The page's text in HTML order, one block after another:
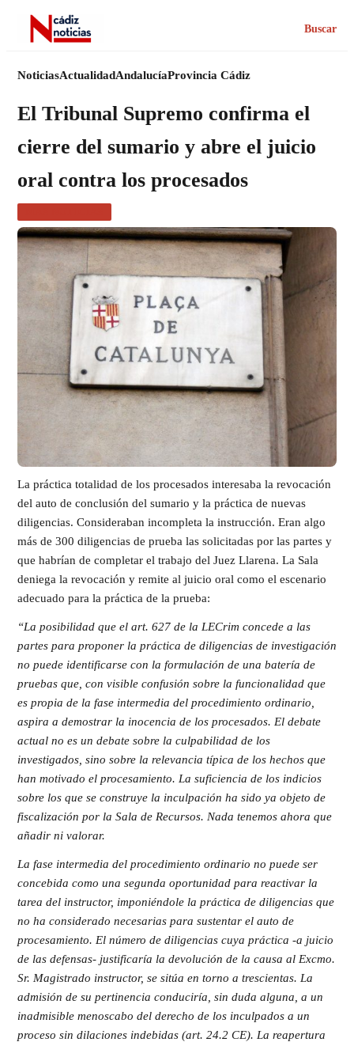
Buscar
NoticiasActualidadAndalucíaProvincia Cádiz
El Tribunal Supremo confirma el
cierre del sumario y abre el juicio
oral contra los procesados
La práctica totalidad de los procesados interesaba la revocación
del auto de conclusión del sumario y la práctica de nuevas
diligencias. Consideraban incompleta la instrucción. Eran algo
más de 300 diligencias de prueba las solicitadas por las partes y
que habrían de completar el trabajo del Juez Llarena. La Sala
deniega la revocación y remite al juicio oral como el escenario
adecuado para la práctica de la prueba:
“La posibilidad que el art. 627 de la LECrim concede a las
partes para proponer la práctica de diligencias de investigación
no puede identificarse con la formulación de una batería de
pruebas que, con visible confusión sobre la funcionalidad que
es propia de la fase intermedia del procedimiento ordinario,
aspira a demostrar la inocencia de los procesados. El debate
actual no es un debate sobre la culpabilidad de los
investigados, sino sobre la relevancia típica de los hechos que
han motivado el procesamiento. La suficiencia de los indicios
sobre los que se construye la inculpación ha sido ya objeto de
fiscalización por la Sala de Recursos. Nada tenemos ahora que
añadir ni valorar.
La fase intermedia del procedimiento ordinario no puede ser
concebida como una segunda oportunidad para reactivar la
tarea del instructor, imponiéndole la práctica de diligencias que
no ha considerado necesarias para sustentar el auto de
procesamiento. El número de diligencias cuya práctica -a juicio
de las defensas- justificaría la devolución de la causa al Excmo.
Sr. Magistrado instructor, se sitúa en torno a trescientas. La
admisión de su pertinencia conduciría, sin duda alguna, a un
inadmisible menoscabo del derecho de los inculpados a un
proceso sin dilaciones indebidas (art. 24.2 CE). La reapertura